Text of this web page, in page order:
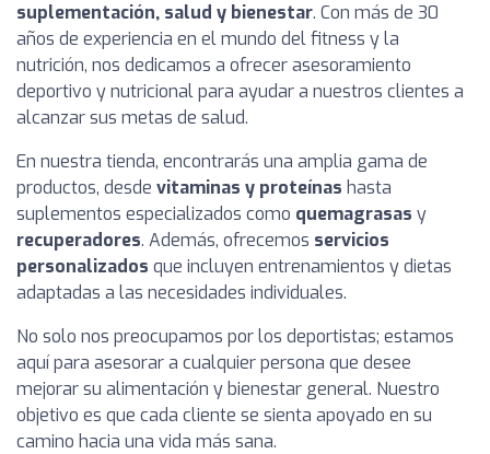
suplementación, salud y bienestar. Con más de 30
años de experiencia en el mundo del fitness y la
nutrición, nos dedicamos a ofrecer asesoramiento
deportivo y nutricional para ayudar a nuestros clientes a
alcanzar sus metas de salud.
En nuestra tienda, encontrarás una amplia gama de
productos, desde vitaminas y proteínas hasta
suplementos especializados como quemagrasas y
recuperadores. Además, ofrecemos servicios
personalizados que incluyen entrenamientos y dietas
adaptadas a las necesidades individuales.
No solo nos preocupamos por los deportistas; estamos
aquí para asesorar a cualquier persona que desee
mejorar su alimentación y bienestar general. Nuestro
objetivo es que cada cliente se sienta apoyado en su
camino hacia una vida más sana.